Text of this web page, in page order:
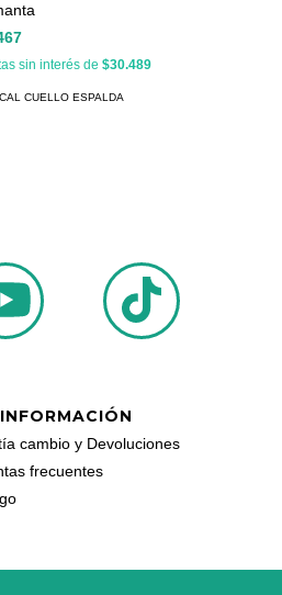
sin interés de $30.489
CUELLO ESPALDA
cambio y Devoluciones
frecuentes